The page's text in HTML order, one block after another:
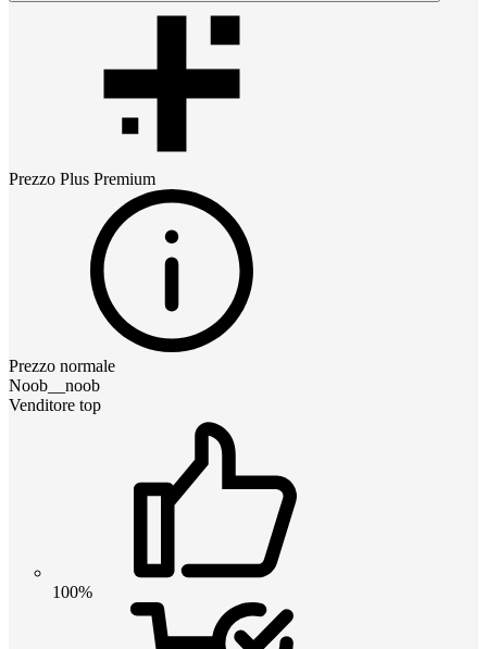
Prezzo Plus Premium
Prezzo normale
Noob__noob
Venditore top
100%